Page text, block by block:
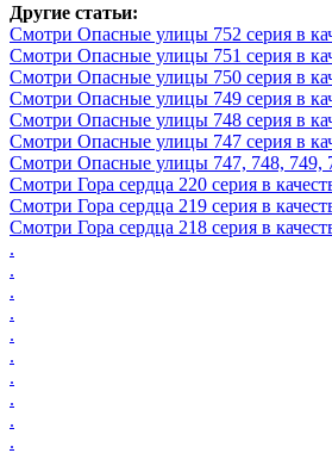
Другие статьи:
Смотри Опасные улицы 752 серия в
Смотри Опасные улицы 751 серия в
Смотри Опасные улицы 750 серия в
Смотри Опасные улицы 749 серия в
Смотри Опасные улицы 748 серия в
Смотри Опасные улицы 747 серия в
Смотри Опасные улицы 747, 748, 749,
Смотри Гора сердца 220 серия в
Смотри Гора сердца 219 серия в
Смотри Гора сердца 218 серия в
.
.
.
.
.
.
.
.
.
.